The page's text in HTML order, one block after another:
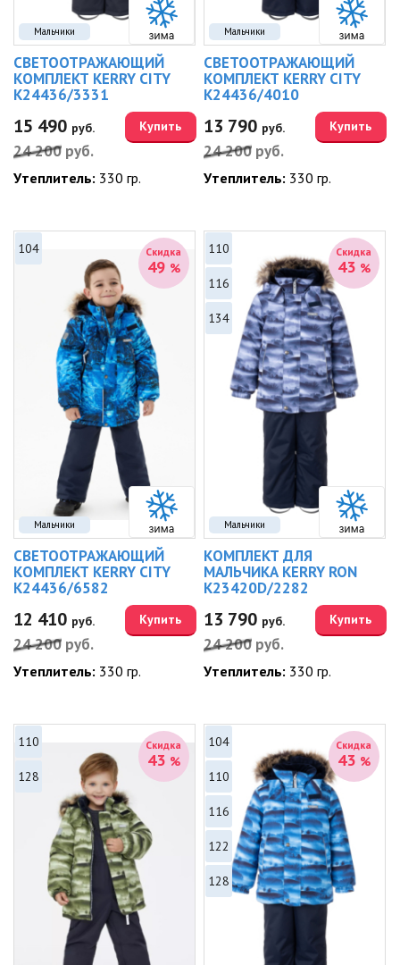
Мальчики
СВЕТООТРАЖАЮЩИЙ
КОМПЛЕКТ KERRY CITY
K24436/3331
15 490 руб.
24 200 руб.
Купить
Утеплитель: 330 гр.
Мальчики
СВЕТООТРАЖАЮЩИЙ
КОМПЛЕКТ KERRY CITY
K24436/4010
13 790 руб.
24 200 руб.
Купить
Утеплитель: 330 гр.
Мальчики
Скидка
49 %
104
СВЕТООТРАЖАЮЩИЙ
КОМПЛЕКТ KERRY CITY
K24436/6582
12 410 руб.
24 200 руб.
Купить
Утеплитель: 330 гр.
Мальчики
Скидка
43 %
110
116
134
КОМПЛЕКТ ДЛЯ
МАЛЬЧИКА KERRY RON
K23420D/2282
13 790 руб.
24 200 руб.
Купить
Утеплитель: 330 гр.
Скидка
43 %
110
128
Скидка
43 %
104
110
116
122
128